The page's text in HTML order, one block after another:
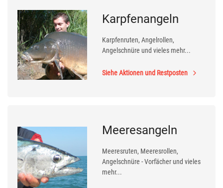
Karpfenangeln
Karpfenruten, Angelrollen,
Angelschnüre und vieles mehr...
Siehe Aktionen und Restposten
Meeresangeln
Meeresruten, Meeresrollen,
Angelschnüre - Vorfächer und vieles
mehr...